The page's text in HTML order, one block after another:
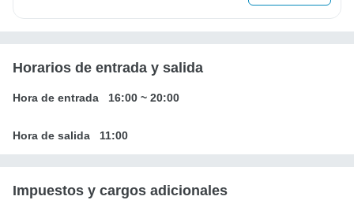
Horarios de entrada y salida
Hora de entrada 16:00 ~ 20:00
Hora de salida 11:00
Impuestos y cargos adicionales